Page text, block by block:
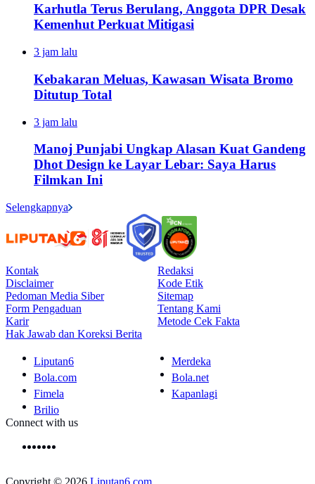
Karhutla Terus Berulang, Anggota DPR Desak
Kemenhut Perkuat Mitigasi
3 jam lalu
Kebakaran Meluas, Kawasan Wisata Bromo
Ditutup Total
3 jam lalu
Manoj Punjabi Ungkap Alasan Kuat Gandeng
Dhot Design ke Layar Lebar: Saya Harus
Filmkan Ini
Selengkapnya
Kontak
Redaksi
Disclaimer
Kode Etik
Pedoman Media Siber
Sitemap
Form Pengaduan
Tentang Kami
Karir
Metode Cek Fakta
Hak Jawab dan Koreksi Berita
Liputan6
Merdeka
Bola.com
Bola.net
Fimela
Kapanlagi
Brilio
Connect with us
Copyright © 2026 Liputan6.com